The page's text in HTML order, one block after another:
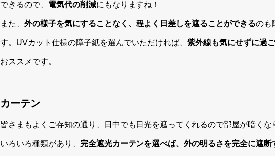
できるので、 電気代の削減にもなりますね！
また、 外の様子を気にすることなく、程よく日差しを遮ることができるのも
す。UVカット仕様の障子紙を選んでいただければ、 紫外線も気にせずに過
おススメです。
カーテン
皆さまもよくご存知の通り、日中でも日光を遮ってくれるので部屋が暗くな
いろいろ種類があり、 完全遮光カーテンを選べば、外の明るさを完全に遮断